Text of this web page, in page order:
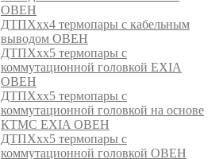
ОВЕН
ДТПХхх4 термопары с кабельным
выводом ОВЕН
ДТПХхх5 термопары с
коммутационной головкой EXIA
ОВЕН
ДТПХхх5 термопары с
коммутационной головкой на основе
КТМС EXIA ОВЕН
ДТПХхх5 термопары с
коммутационной головкой ОВЕН